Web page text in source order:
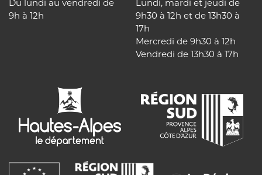
Du lundi au vendredi de
9h à 12h
Lundi, mardi et jeudi de
9h30 à 12h et de 13h30 à
17h
Mercredi de 9h30 à 12h
Vendredi de 13h30 à 17h